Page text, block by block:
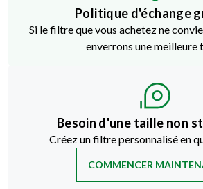
Politique d'échange
Si le filtre que vous achetez ne
enverrons une meilleure
Besoin d'une taille non
Créez un filtre personnalisé en
COMMENCER